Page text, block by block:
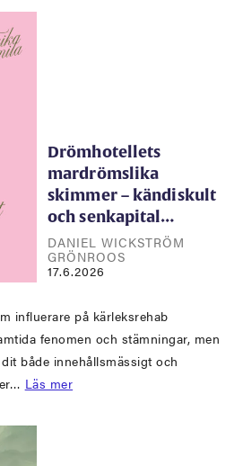
Drömhotellets
mardrömslika
skimmer – kändiskult
och senkapital…
DANIEL WICKSTRÖM
GRÖNROOS
17.6.2026
influerare på kärleksrehab
fenomen och stämningar, men
både innehållsmässigt och
Läs mer